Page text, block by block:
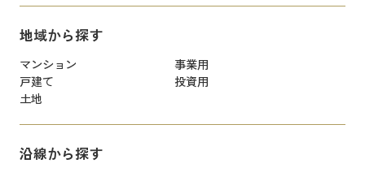
地域から探す
マンション
事業用
戸建て
投資用
土地
沿線から探す